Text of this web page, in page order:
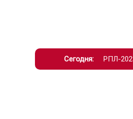
Сегодня: РПЛ-